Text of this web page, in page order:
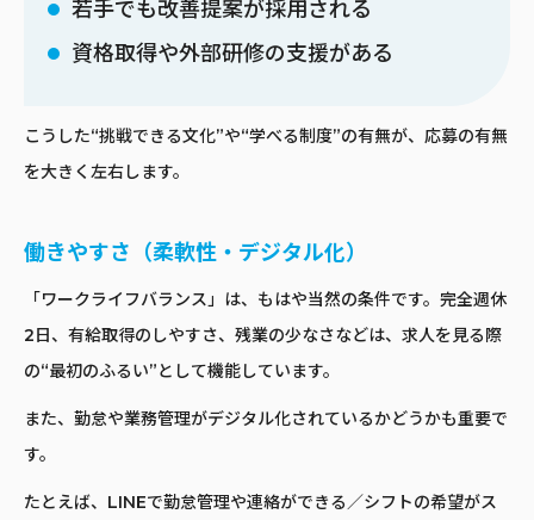
若手でも改善提案が採用される
資格取得や外部研修の支援がある
こうした“挑戦できる文化”や“学べる制度”の有無が、応募の有無
を大きく左右します。
働きやすさ（柔軟性・デジタル化）
「ワークライフバランス」は、もはや当然の条件です。完全週休
2日、有給取得のしやすさ、残業の少なさなどは、求人を見る際
の“最初のふるい”として機能しています。
また、勤怠や業務管理がデジタル化されているかどうかも重要で
す。
たとえば、LINEで勤怠管理や連絡ができる／シフトの希望がス